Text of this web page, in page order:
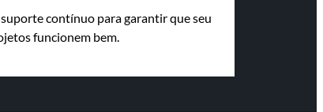
contínuo para garantir que seu
funcionem bem.